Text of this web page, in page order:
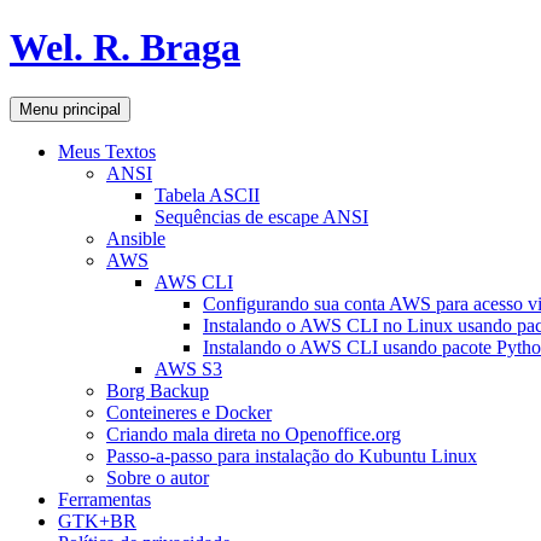
Pular
para
conteúdo
Wel. R. Braga
Pesquisar
Menu principal
Meus Textos
ANSI
Tabela ASCII
Sequências de escape ANSI
Ansible
AWS
AWS CLI
Configurando sua conta AWS para acesso
Instalando o AWS CLI no Linux usando
Instalando o AWS CLI usando pacote
AWS S3
Borg Backup
Conteineres e Docker
Criando mala direta no Openoffice.org
Passo-a-passo para instalação do Kubuntu Linux
Sobre o autor
Ferramentas
GTK+BR